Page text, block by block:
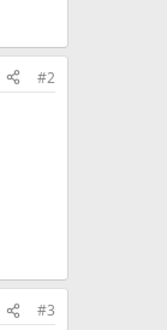
#2
#3